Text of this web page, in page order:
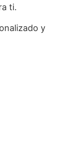
ti.
y